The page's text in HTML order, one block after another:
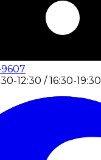
9607
12:30 / 16:30-19:30